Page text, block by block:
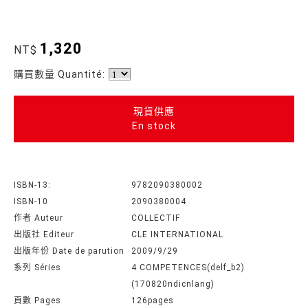
NT$ 1,320
購買數量 Quantité:
現貨供應
En stock
ISBN-13:
9782090380002
ISBN-10
2090380004
作者 Auteur
COLLECTIF
出版社 Editeur
CLE INTERNATIONAL
出版年份 Date de parution
2009/9/29
系列 Séries
4 COMPETENCES(delf_b2)
(170820ndicnlang)
頁數 Pages
126pages